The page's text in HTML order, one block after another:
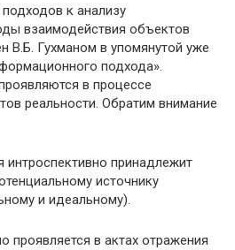
к анализу
взаимодействия объектов
В.Б. Гухманом в упомянутой уже
подхода».
в процессе
реальности. Обратим внимание
принадлежит
источнику
и идеальному).
проявляется в актах отражения